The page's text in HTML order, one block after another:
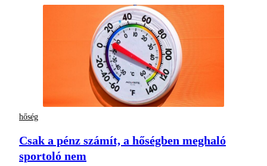
hőség
Csak a pénz számít, a hőségben meghaló
sportoló nem